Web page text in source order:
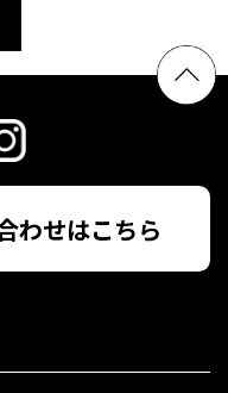
わせはこちら